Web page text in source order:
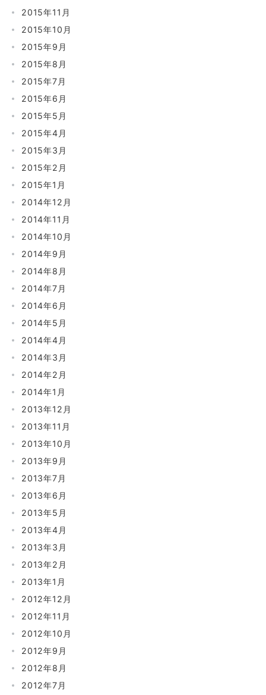
2015年11月
2015年10月
2015年9月
2015年8月
2015年7月
2015年6月
2015年5月
2015年4月
2015年3月
2015年2月
2015年1月
2014年12月
2014年11月
2014年10月
2014年9月
2014年8月
2014年7月
2014年6月
2014年5月
2014年4月
2014年3月
2014年2月
2014年1月
2013年12月
2013年11月
2013年10月
2013年9月
2013年7月
2013年6月
2013年5月
2013年4月
2013年3月
2013年2月
2013年1月
2012年12月
2012年11月
2012年10月
2012年9月
2012年8月
2012年7月